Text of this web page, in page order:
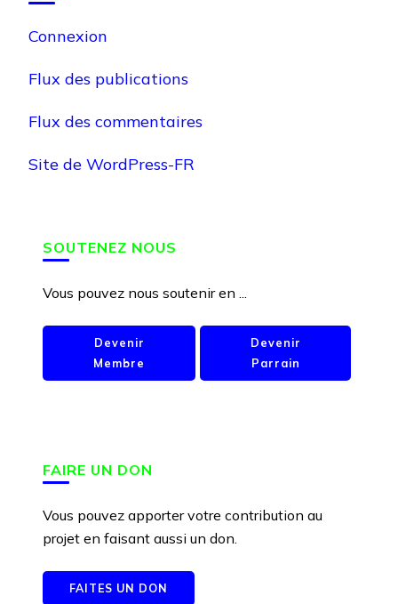
Connexion
Flux des publications
Flux des commentaires
Site de WordPress-FR
SOUTENEZ NOUS
Vous pouvez nous soutenir en ...
Devenir
Membre
Devenir
Parrain
FAIRE UN DON
Vous pouvez apporter votre contribution au
projet en faisant aussi un don.
FAITES UN DON